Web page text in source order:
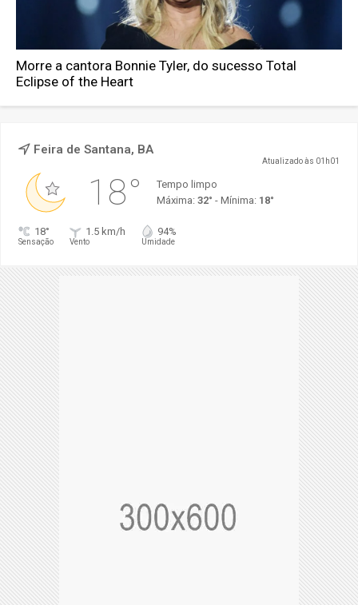
Morre a cantora Bonnie Tyler, do sucesso Total
Eclipse of the Heart
Feira de Santana, BA
Atualizado às 01h01
18°
Tempo limpo
Máxima: 32° - Mínima: 18°
18°
Sensação
1.5 km/h
Vento
94%
Umidade